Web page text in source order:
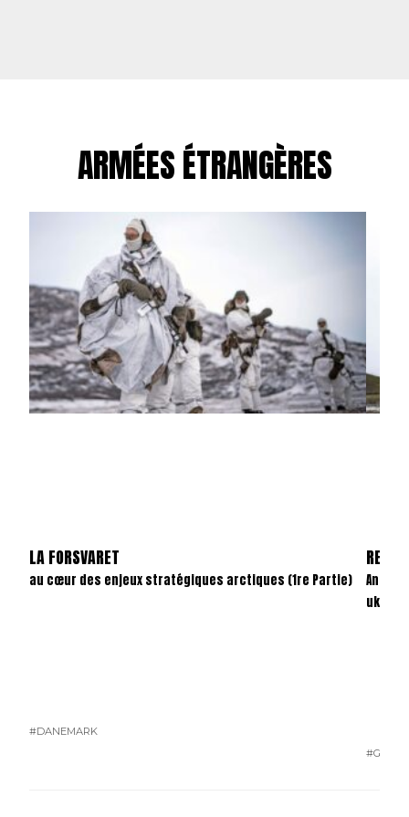
ARMÉES ÉTRANGÈRES
LA FORSVARET
au cœur des enjeux stratégiques arctiques (1re Partie)
#DANEMARK